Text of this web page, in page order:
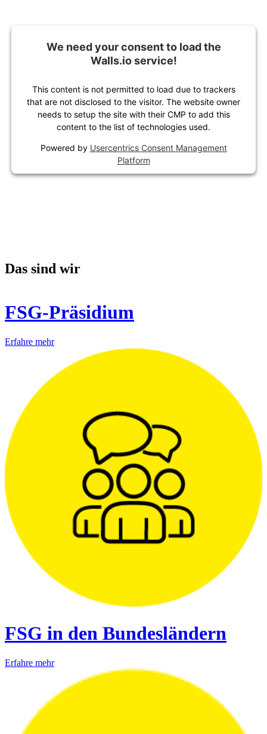
We need your consent to load the
Walls.io service!
This content is not permitted to load due to trackers
that are not disclosed to the visitor. The website owner
needs to setup the site with their CMP to add this
content to the list of technologies used.
Powered by Usercentrics Consent Management
Platform
Das sind wir
FSG-Präsidium
Erfahre mehr
FSG in den Bundesländern
Erfahre mehr